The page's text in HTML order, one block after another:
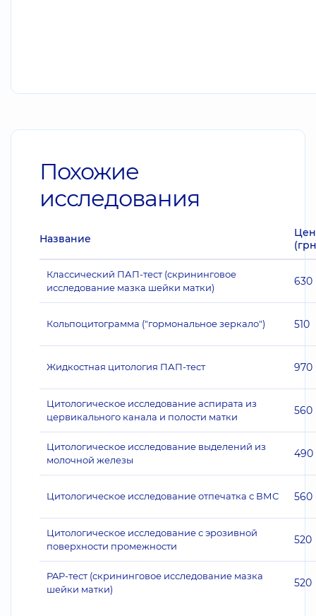
Похожие
исследования
Название
Классический ПАП-тест (скрининговое
исследование мазка шейки матки)
630
Кольпоцитограмма ("гормональное зеркало") 510
Жидкостная цитология ПАП-тест 970
Цитологическое исследование аспирата из
цервикального канала и полости матки
560
Цитологическое исследование выделений из
молочной железы
490
Цитологическое исследование отпечатка с ВМС 560
Цитологическое исследование с эрозивной
поверхности промежности
520
PAP-тест (скрининговое исследование мазка
шейки матки)
520